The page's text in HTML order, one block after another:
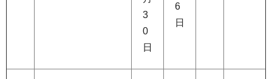
3
0
日
6
日